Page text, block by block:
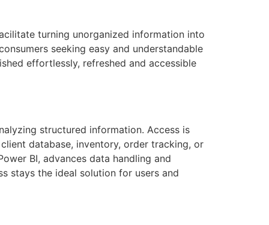
turning unorganized information into
seeking easy and understandable
effortlessly, refreshed and accessible
structured information. Access is
database, inventory, order tracking, or
BI, advances data handling and
stays the ideal solution for users and